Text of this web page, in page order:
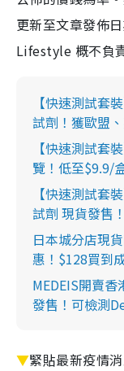
更新至文章發佈
Lifestyle 概不負
【快速測試套
試劑！獲歐盟
【快速測試套
覽！低至$9.9/
【快速測試套
試劑 現貨發售
日本城分店現
惠！$128買到
MEDEIS開賣
發售！可檢測
▼緊貼最新疫情